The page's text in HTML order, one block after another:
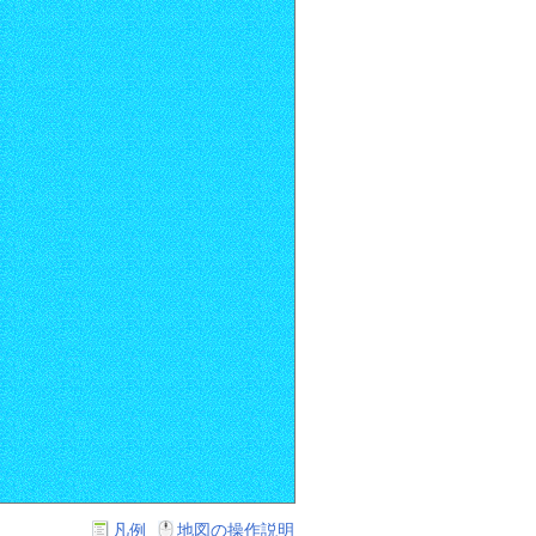
凡例 地図の操作説明